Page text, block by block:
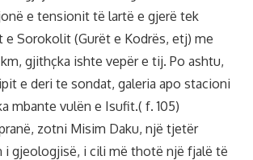
e tensionit të lartë e gjerë tek
e Sorokolit (Gurët e Kodrës, etj) me
gjithçka ishte vepër e tij. Po ashtu,
e deri te sondat, galeria apo stacioni
mbante vulën e Isufit.( f. 105)
zotni Misim Daku, një tjetër
i gjeologjisë, i cili më thotë një fjalë të